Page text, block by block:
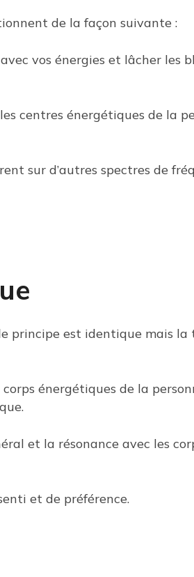
de la façon suivante :
vos énergies et lâcher les
centres énergétiques de la
sur d’autres spectres de
principe est identique mais la
énergétiques de la
et la résonance avec les
et de préférence.